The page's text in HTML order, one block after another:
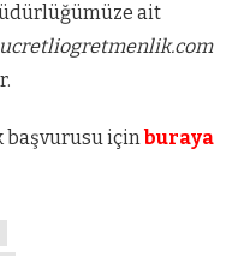
ait
içinburaya